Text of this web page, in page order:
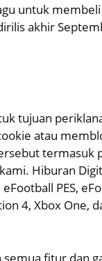
untuk membeli
akhir
tujuan
atau
termasuk
Hiburan
PES,
4, Xbox One,
semua fitur dan